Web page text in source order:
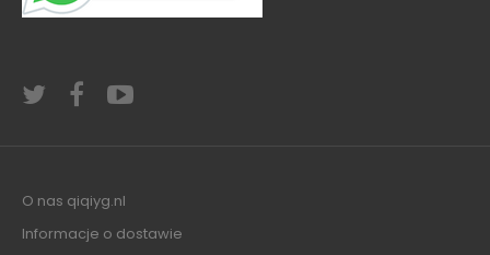
O nas qiqiyg.nl
Informacje o dostawie